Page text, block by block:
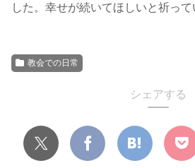
した。幸せが続いてほしいと祈って
教会での日常
シェアする